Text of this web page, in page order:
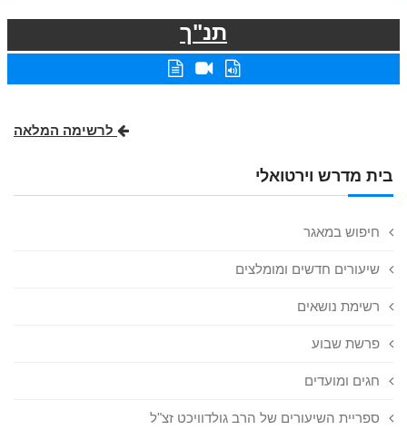
בית מדרש וירטואלי
חיפוש במאגר
שיעורים חדשים ומומלצים
רשימת נושאים
פרשת שבוע
חגים ומועדים
ספריית השיעורים של הרב גולדוויכט זצ"ל
תנ"ך
לרשימה המלאה